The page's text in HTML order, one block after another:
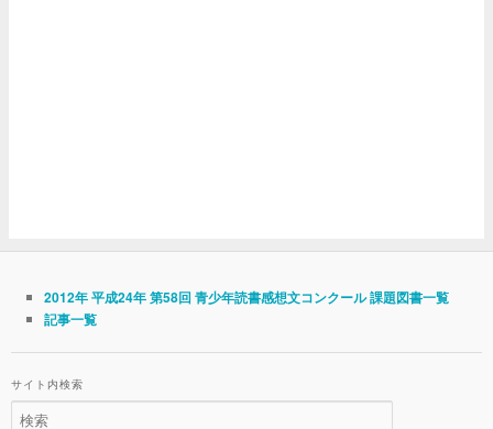
2012年 平成24年 第58回 青少年読書感想文コンクール 課題図書一覧
記事一覧
サイト内検索